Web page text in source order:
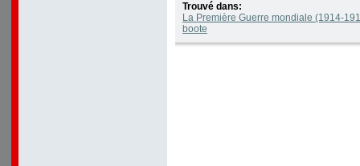
Trouvé dans:
La Première Guerre mondiale (1914-
boote